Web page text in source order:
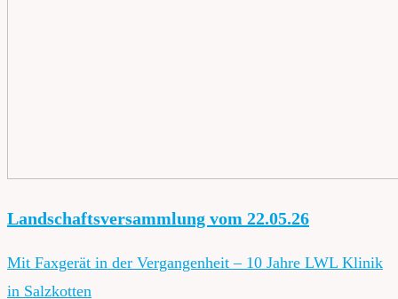
Landschaftsversammlung vom 22.05.26
Mit Faxgerät in der Vergangenheit – 10 Jahre LWL Klinik
in Salzkotten